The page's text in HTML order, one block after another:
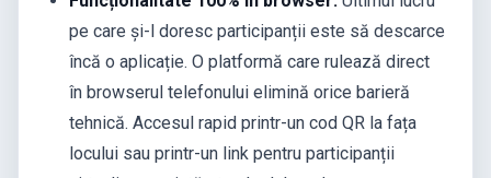
pe care și-l doresc participanții este să descarce
încă o aplicație. O platformă care rulează direct
în browserul telefonului elimină orice barieră
tehnică. Accesul rapid printr-un cod QR la fața
locului sau printr-un link pentru participanții